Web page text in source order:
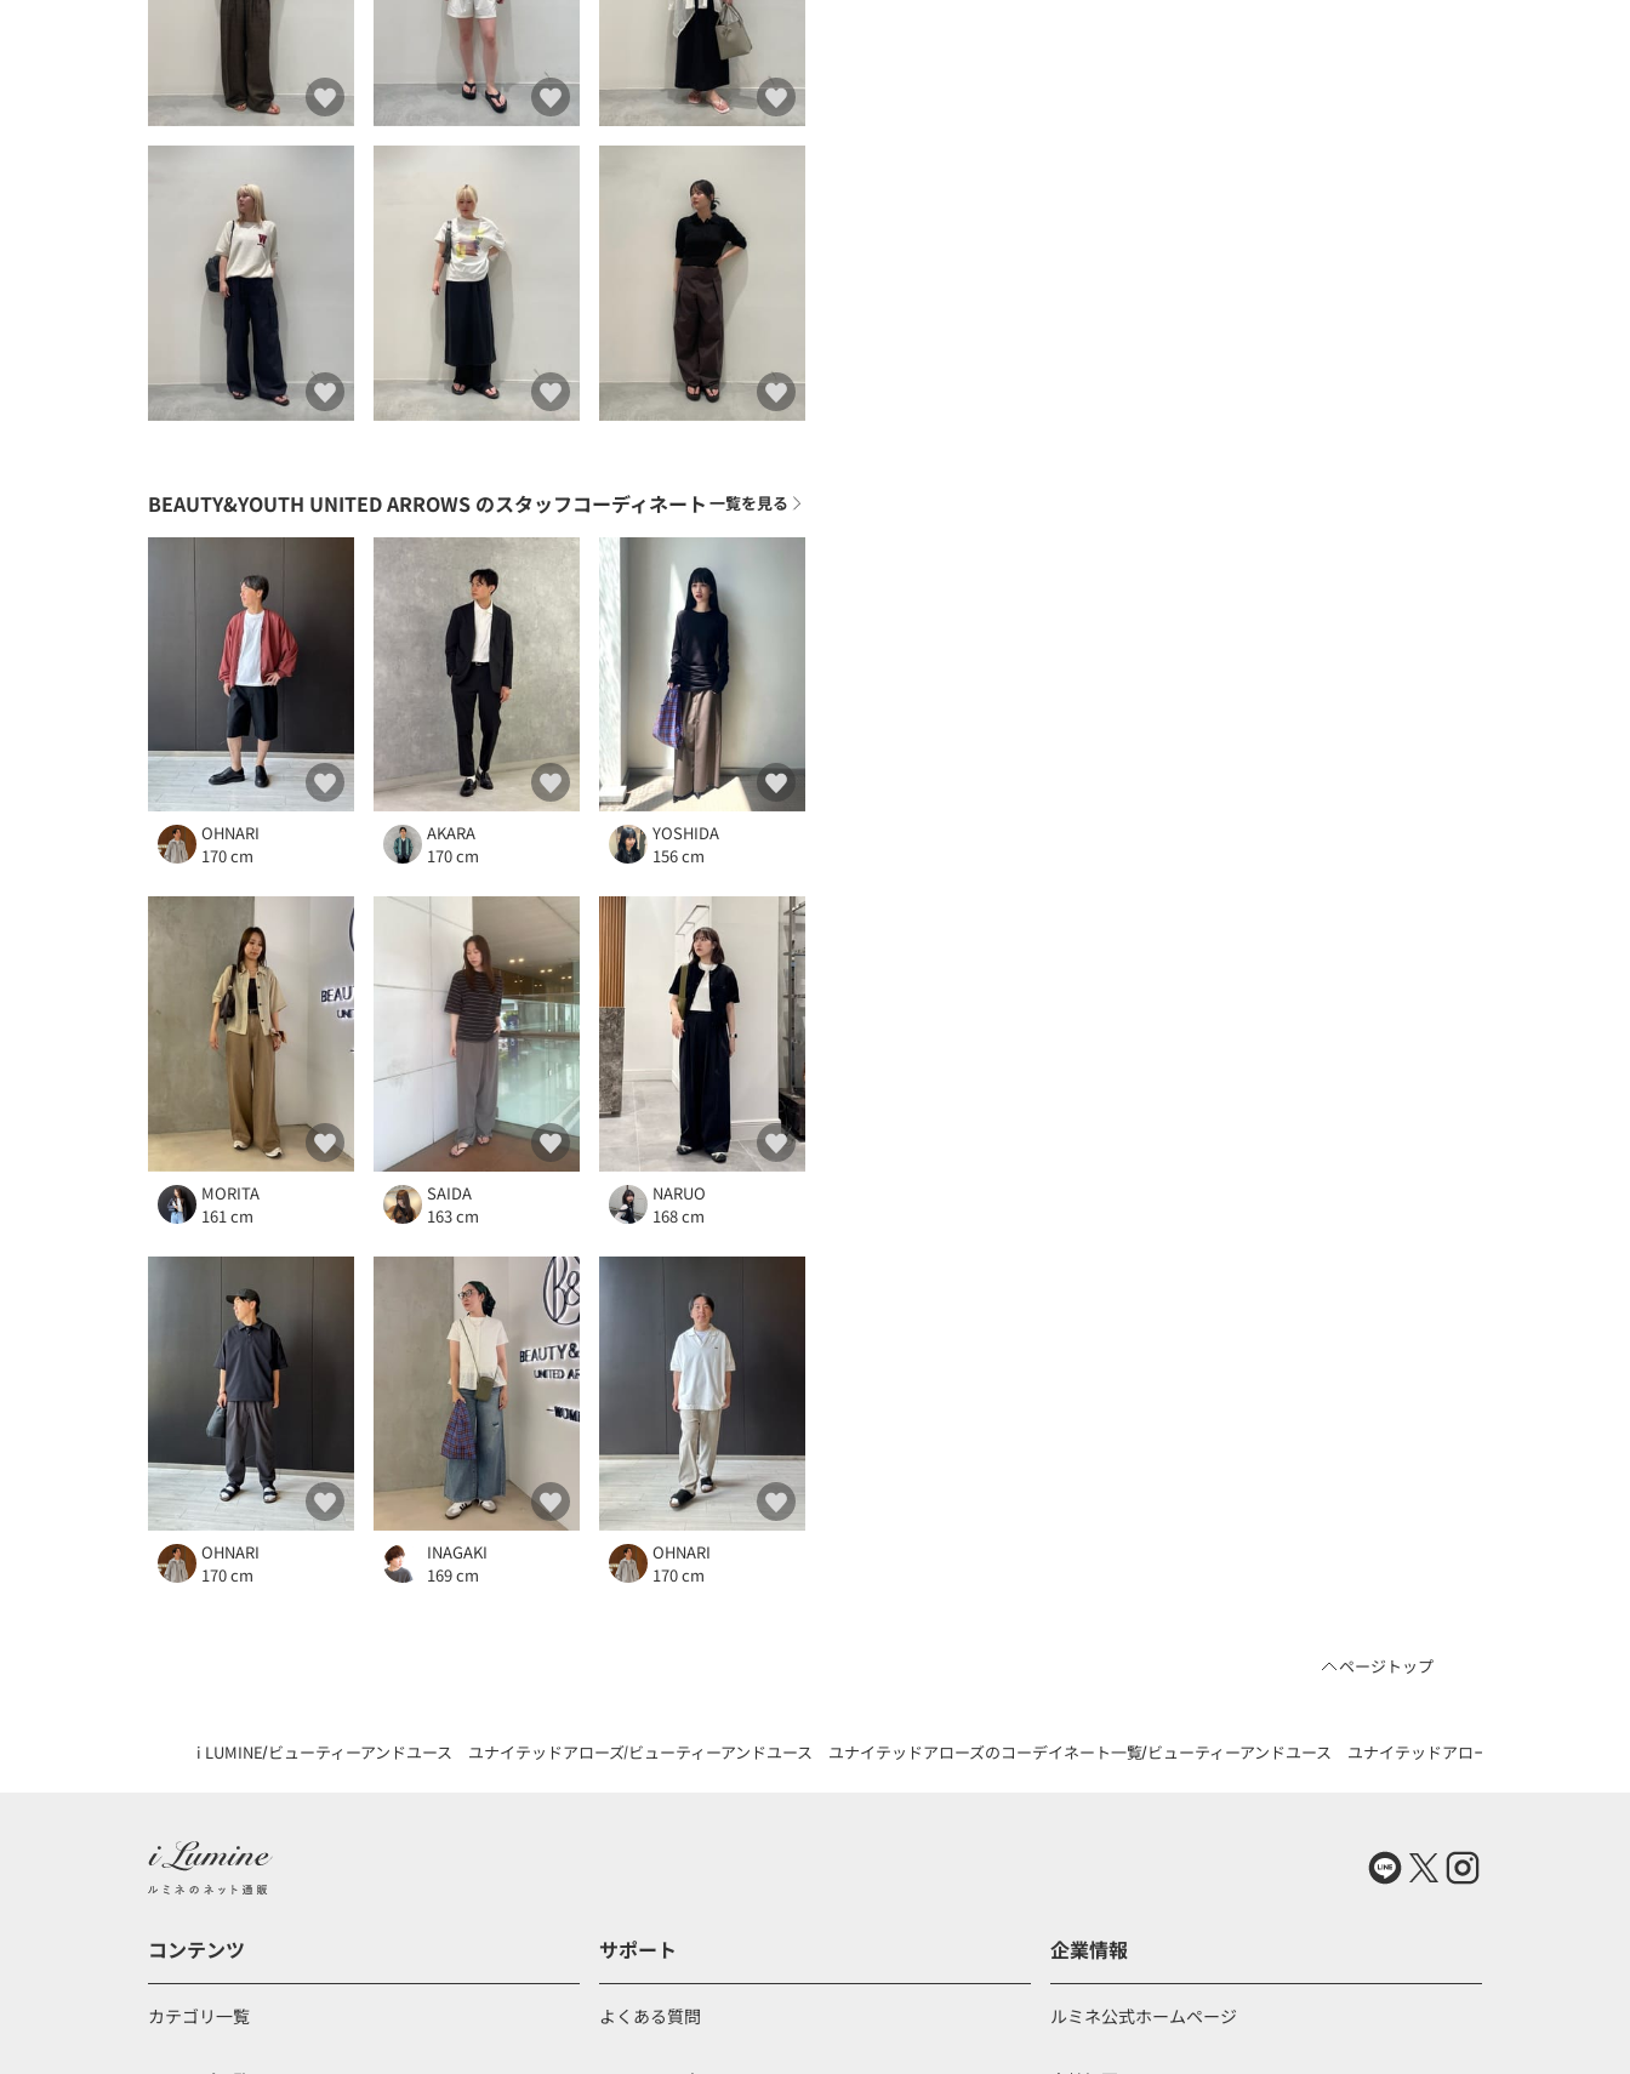
BEAUTY&YOUTH UNITED ARROWS のスタッフコーディネート 一覧を見る
OHNARI
170 cm
AKARA
170 cm
YOSHIDA
156 cm
MORITA
161 cm
SAIDA
163 cm
NARUO
168 cm
OHNARI
170 cm
INAGAKI
169 cm
OHNARI
170 cm
ページトップ
i LUMINE ビューティーアンドユース ユナイテッドアローズ ビューティーアンドユース ユナイテッドアローズのコーデイネート一覧ビューティーアンドユース ユナイテッドアローズのチェック ドロ
コンテンツ
カテゴリ一覧
サポート
よくある質問
企業情報
ルミネ公式ホームページ